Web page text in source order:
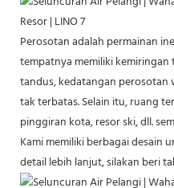
Perosotan adalah permainan
tempatnya memiliki
tandus, kedatangan
tak terbatas. Selain itu, ruang
pinggiran kota, resor ski, dll.
Kami memiliki berbagai desain
detail lebih lanjut, silakan beri